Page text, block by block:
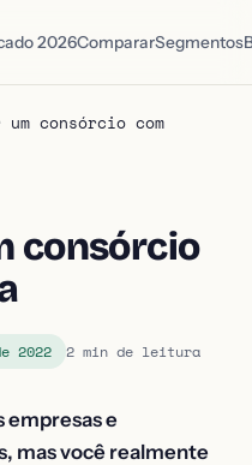
2026CompararSegmentos
um consórcio com
consórcio
2022
2 min de leitura
e
mas você realmente